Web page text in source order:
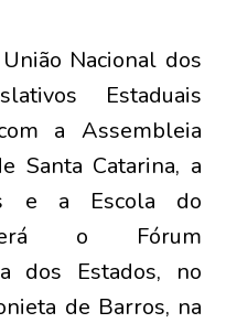
Nacional dos
Estaduais
a Assembleia
Santa Catarina, a
e a Escola do
o Fórum
dos Estados, no
de Barros, na